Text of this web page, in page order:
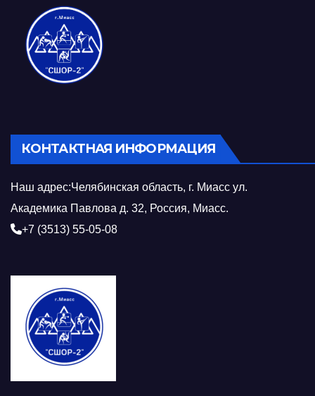
КОНТАКТНАЯ ИНФОРМАЦИЯ
Наш адрес:Челябинская область, г. Миасс ул.
Академика Павлова д. 32, Россия, Миасс.
+7 (3513) 55-05-08